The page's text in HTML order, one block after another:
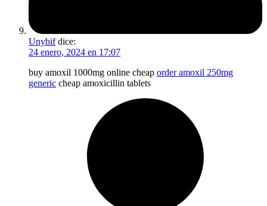
Unybif dice:
24 enero, 2024 en 17:07
buy amoxil 1000mg online cheap order amoxil 250mg
generic cheap amoxicillin tablets